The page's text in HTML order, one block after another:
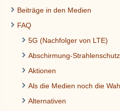
Beiträge in den Medien
FAQ
5G (Nachfolger von LTE)
Abschirmung-Strahlenschutz
Aktionen
Als die Medien noch die
Alternativen